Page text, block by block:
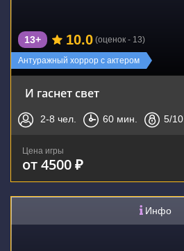
Антуражный хоррор с актером
13+ 10.0 (оценок - 13)
И гаснет свет
2-8 чел. 60 мин. 5/10
Цена игры
от 4500 ₽
Инфо